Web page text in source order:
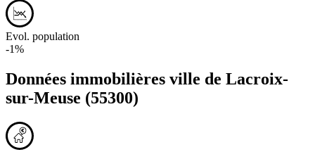
Evol. population
-1%
Données immobilières ville de Lacroix-
sur-Meuse (55300)